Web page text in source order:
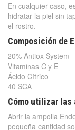
En cualquier caso,
hidratar la piel sin
el rostro.
Composición de
20% Antiox System
Vitaminas C y E
Ácido Cítrico
40 SCA
Cómo utilizar las
Abrir la ampolla
pequeña cantidad